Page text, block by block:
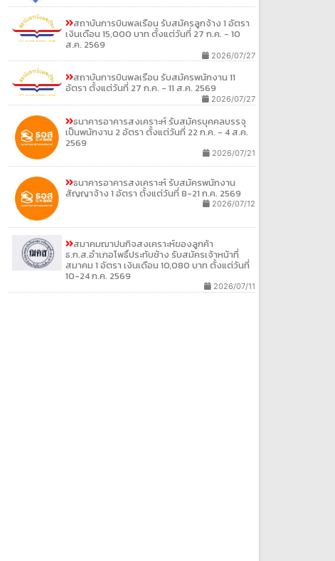
สถาบันการบินพลเรือน รับสมัครลูกจ้าง 1 อัตรา
เงินเดือน 15,000 บาท ตั้งแต่วันที่ 27 ก.ค. - 10
ส.ค. 2569
2026/07/27
สถาบันการบินพลเรือน รับสมัครพนักงาน 11
อัตรา ตั้งแต่วันที่ 27 ก.ค. - 11 ส.ค. 2569
2026/07/27
ธนาคารอาคารสงเคราะห์ รับสมัครบุคคลบรรจุ
เป็นพนักงาน 2 อัตรา ตั้งแต่วันที่ 22 ก.ค. - 4 ส.ค.
2569
2026/07/21
ธนาคารอาคารสงเคราะห์ รับสมัครพนักงาน
สัญญาจ้าง 1 อัตรา ตั้งแต่วันที่ 8-21 ก.ค. 2569
2026/07/12
สมาคมฌาปนกิจสงเคราะห์ของลูกค้า
ธ.ก.ส.อำเภอโพธิ์ประทับช้าง รับสมัครเจ้าหน้าที่
สมาคม 1 อัตรา เงินเดือน 10,080 บาท ตั้งแต่วันที่
10-24 ก.ค. 2569
2026/07/11